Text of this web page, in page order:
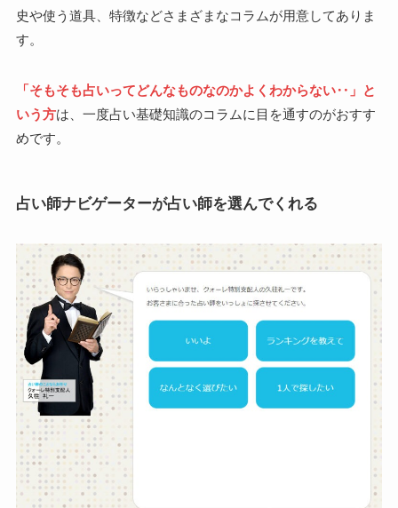
史や使う道具、特徴などさまざまなコラムが用意してありま
す。
「そもそも占いってどんなものなのかよくわからない‥」と
いう方は、一度占い基礎知識のコラムに目を通すのがおすす
めです。
占い師ナビゲーターが占い師を選んでくれる